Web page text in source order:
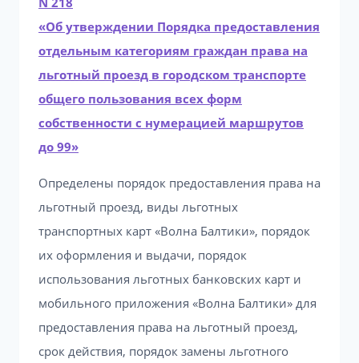
«Об утверждении Порядка предоставления
отдельным категориям граждан права на
льготный проезд в городском транспорте
общего пользования всех форм
собственности с нумерацией маршрутов
до 99»
Определены порядок предоставления права на
льготный проезд, виды льготных
транспортных карт «Волна Балтики», порядок
их оформления и выдачи, порядок
использования льготных банковских карт и
мобильного приложения «Волна Балтики» для
предоставления права на льготный проезд,
срок действия, порядок замены льготного